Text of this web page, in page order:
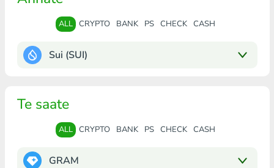
ALL CRYPTO BANK PS CHECK CASH
Sui (SUI)
Te saate
ALL CRYPTO BANK PS CHECK CASH
GRAM